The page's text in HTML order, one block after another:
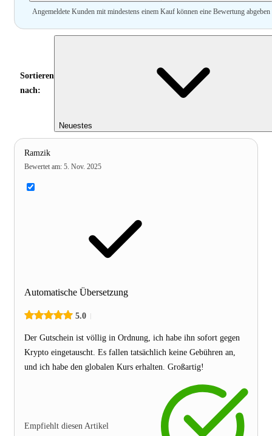
Angemeldete Kunden mit mindestens einem Kauf können eine Bewertung abgeben
Sortieren
nach:
Neuestes
Ramzik
Bewertet am: 5. Nov. 2025
Automatische Übersetzung
5.0
Der Gutschein ist völlig in Ordnung, ich habe ihn sofort gegen
Krypto eingetauscht. Es fallen tatsächlich keine Gebühren an,
und ich habe den globalen Kurs erhalten. Großartig!
Empfiehlt diesen Artikel